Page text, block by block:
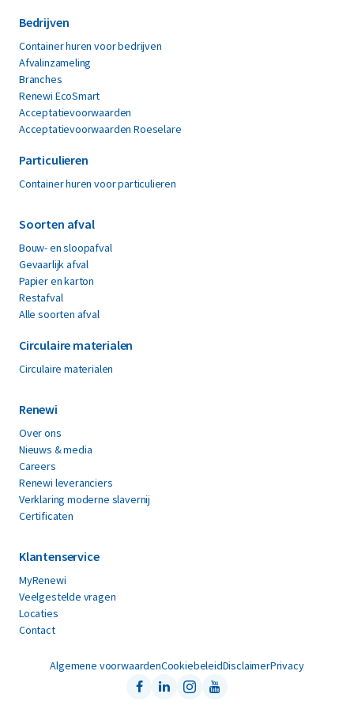
wat er niet in mag.
Bedrijven
Container huren voor bedrijven
Afvalinzameling
Branches
Renewi EcoSmart
Acceptatievoorwaarden
Acceptatievoorwaarden Roeselare
Particulieren
Container huren voor particulieren
Soorten afval
Bouw- en sloopafval
Gevaarlijk afval
Papier en karton
Restafval
Alle soorten afval
Circulaire materialen
Circulaire materialen
Renewi
Over ons
Nieuws & media
Careers
Renewi leveranciers
Verklaring moderne slavernij
Certificaten
Klantenservice
MyRenewi
Veelgestelde vragen
Locaties
Contact
Algemene voorwaardenCookiebeleidDisclaimerPrivacy
Facebook
LinkedInInstagramYoutube